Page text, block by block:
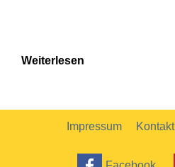
Weiterlesen
Impressum Kontakt